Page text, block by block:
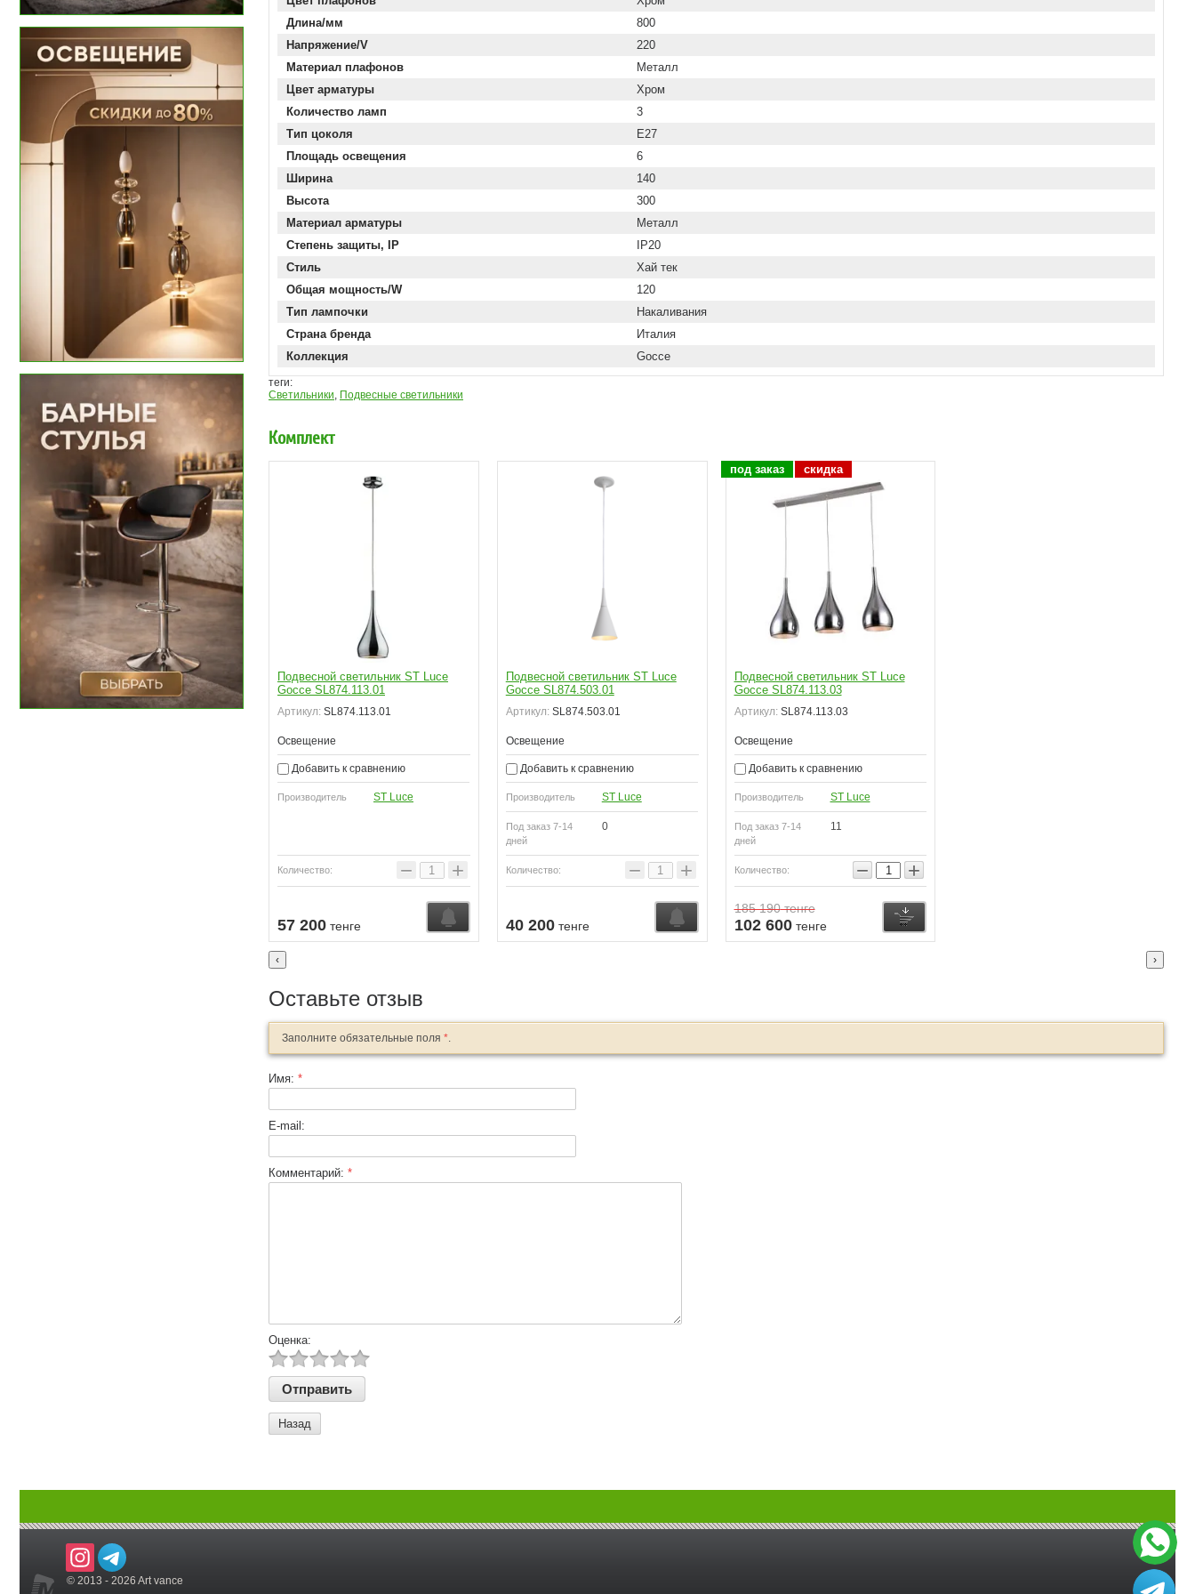
Длина/мм
800
Напряжение/V
220
Материал плафонов
Металл
Цвет арматуры
Хром
Количество ламп
3
Тип цоколя
E27
Площадь освещения
6
Ширина
140
Высота
300
Материал арматуры
Металл
Степень защиты, IP
IP20
Стиль
Хай тек
Общая мощность/W
120
Тип лампочки
Накаливания
Страна бренда
Италия
Коллекция
Gocce
теги:
Светильники, Подвесные светильники
Комплект
Подвесной светильник ST Luce
Gocce SL874.113.01
Артикул: SL874.113.01
Освещение
Добавить к сравнению
Производитель ST Luce
Количество: − +
57 200 тенге
Подвесной светильник ST Luce
Gocce SL874.503.01
Артикул:SL874.503.01
Освещение
Добавить к сравнению
Производитель ST Luce
Под заказ 7-14
дней
0
Количество: − +
40 200тенге
под заказ скидка
Подвесной светильник ST Luce
Gocce SL874.113.03
Артикул:SL874.113.03
Освещение
Добавить к сравнению
Производитель ST Luce
Под заказ 7-14
дней
11
Количество: − +
185 190тенге
102 600тенге
‹ ›
Оставьте отзыв
Заполните обязательные поля *.
Имя: *
E-mail:
Комментарий: *
Оценка:
Назад
© 2013 - 2026 Art vance